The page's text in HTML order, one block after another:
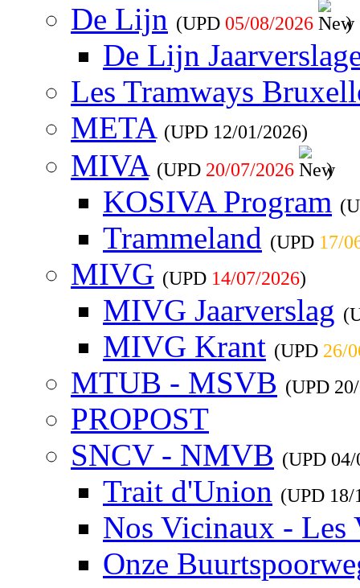
De Lijn (UPD 05/08/2026 )
De Lijn
Les Tramways
META (UPD 12/01/2026)
MIVA (UPD 20/07/2026 )
KOSIVA Program
Trammeland (UPD 17/
MIVG (UPD 14/07/2026)
MIVG Jaarverslag
MIVG Krant (UPD 26/
MTUB - MSVB (UPD
PROPOST
SNCV - NMVB (UPD
Trait d'Union (UPD 18/
Nos Vicinaux - Les
Onze